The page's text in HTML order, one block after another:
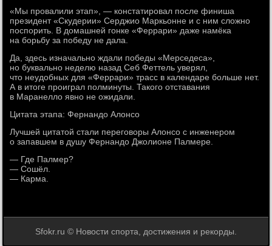
«Мы провалили этап», — констатировал после финиша
президент «Скудерии» Серджио Маркьонне и с ним сложно
поспорить. В домашней гонке «Феррари» даже намёка
на борьбу за победу не дала.
Да, здесь изначально ждали победы «Мерседеса»,
но буквально неделю назад Себ Феттель уверял,
что неудобных для «Феррари» трасс в календаре больше нет.
А в итоге проиграл полминуты. Такого отставания
в Маранелло явно не ожидали.
Цитата этапа: Фернандо Алонсо
Лучшей цитатой стали переговоры Алонсо с инженером
о запавшем в душу Фернандо Джолионе Палмере.
— Где Палмер?
— Сошёл.
— Карма.
Sfokr.ru © Новости спорта, достижения и рекорды.